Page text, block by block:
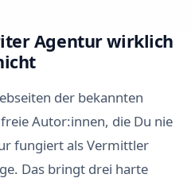
Agentur wirklich
der bekannten
Autor:innen, die Du nie
fungiert als Vermittler
Das bringt drei harte